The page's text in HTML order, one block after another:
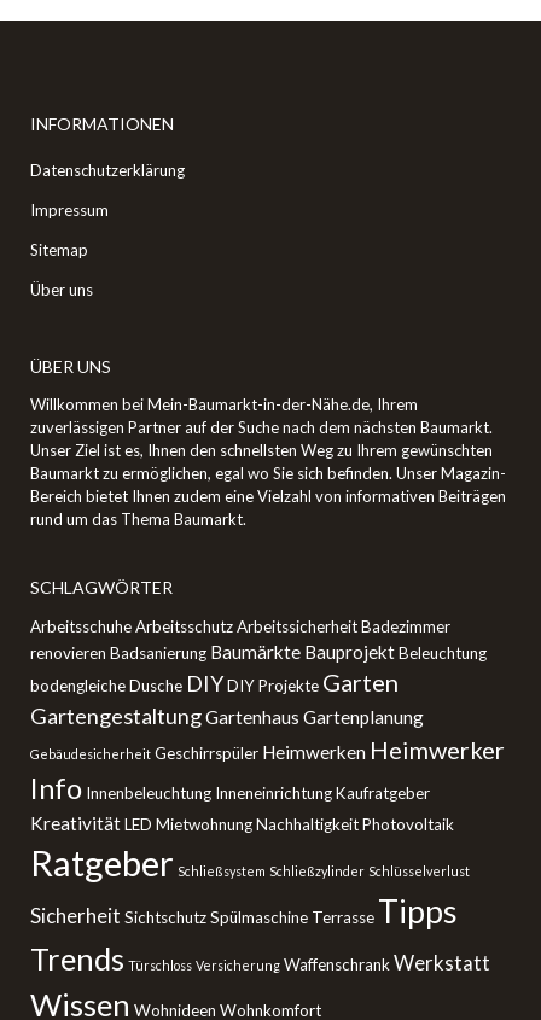
INFORMATIONEN
Datenschutzerklärung
Impressum
Sitemap
Über uns
ÜBER UNS
Willkommen bei Mein-Baumarkt-in-der-Nähe.de, Ihrem
zuverlässigen Partner auf der Suche nach dem nächsten Baumarkt.
Unser Ziel ist es, Ihnen den schnellsten Weg zu Ihrem gewünschten
Baumarkt zu ermöglichen, egal wo Sie sich befinden. Unser Magazin-
Bereich bietet Ihnen zudem eine Vielzahl von informativen Beiträgen
rund um das Thema Baumarkt.
SCHLAGWÖRTER
ArbeitsschuheArbeitsschutzArbeitssicherheitBadezimmer
renovieren Badsanierung Baumärkte BauprojektBeleuchtung
bodengleiche Dusche DIYDIY Projekte Garten
GartengestaltungGartenhaus Gartenplanung
Gebäudesicherheit Geschirrspüler Heimwerken Heimwerker
Info Innenbeleuchtung InneneinrichtungKaufratgeber
KreativitätLED MietwohnungNachhaltigkeitPhotovoltaik
Ratgeber Schließsystem Schließzylinder Schlüsselverlust
Sicherheit SichtschutzSpülmaschine Terrasse Tipps
Trends Türschloss Versicherung WaffenschrankWerkstatt
Wissen Wohnideen Wohnkomfort